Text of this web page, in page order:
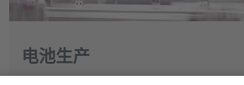
电池生产